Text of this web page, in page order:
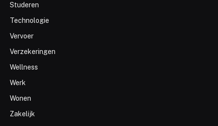
Studeren
Technologie
Vervoer
Verzekeringen
Wellness
Werk
Wonen
Zakelijk